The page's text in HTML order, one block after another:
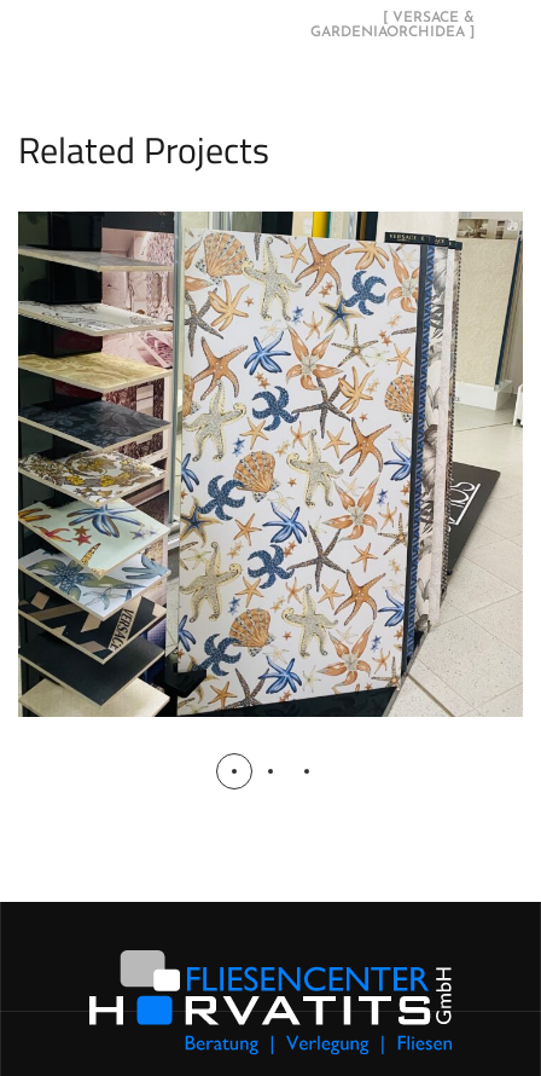
[ VERSACE &
GARDENIAORCHIDEA ]
Related Projects
Versace & Gardenia Orchidea Fliesen
VERSACE & GARDENIAORCHIDEA